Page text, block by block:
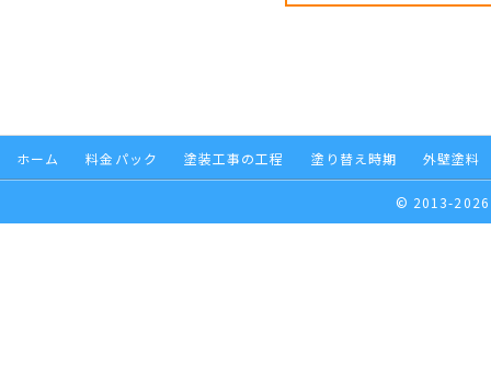
ホーム 料金パック 塗装工事の工程 塗り替え時期 外壁塗料
© 2013-2026